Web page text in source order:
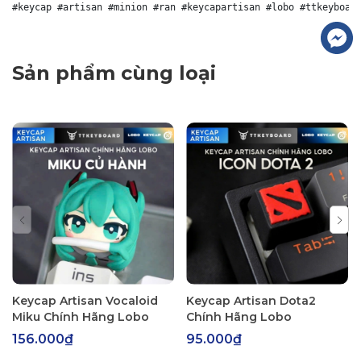
#keycap #artisan #minion #ran #keycapartisan #lobo #ttkeyboard
Sản phẩm cùng loại
Keycap Artisan Vocaloid
Miku Chính Hãng Lobo
156.000₫
Keycap Artisan Dota2
Chính Hãng Lobo
95.000₫